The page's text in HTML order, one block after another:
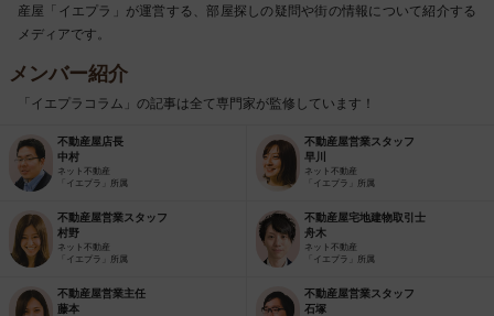
産屋「イエプラ」が運営する、部屋探しの疑問や街の情報について紹介する
メディアです。
メンバー紹介
「イエプラコラム」の記事は全て専門家が監修しています！
不動産屋店長
中村
ネット不動産
「イエプラ」所属
不動産屋営業スタッフ
早川
ネット不動産
「イエプラ」所属
不動産屋営業スタッフ
村野
ネット不動産
「イエプラ」所属
不動産屋宅地建物取引士
舟木
ネット不動産
「イエプラ」所属
不動産屋営業主任
藤本
不動産屋営業スタッフ
石塚